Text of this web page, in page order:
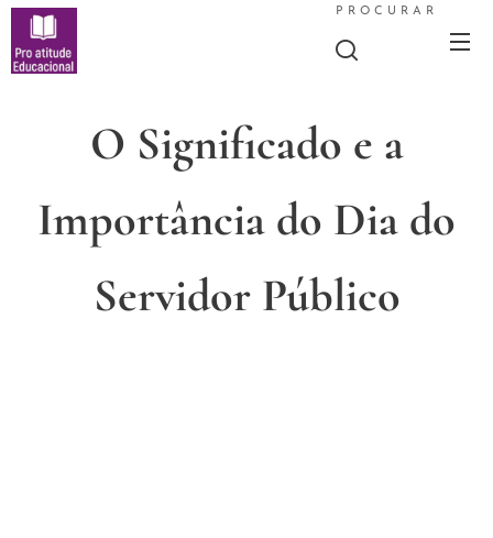
PROCURAR
O Significado e a
Importância do Dia do
Servidor Público